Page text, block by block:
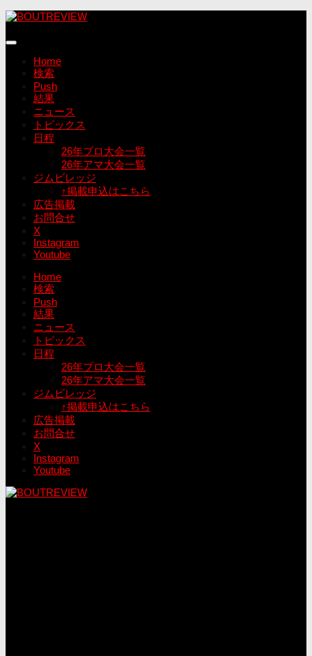
コ
テ
Home
検索
Push
結果
ニュース
トピックス
日程
26年プロ大会一覧
26年アマ大会一覧
ジムビレッジ
↑掲載申込はこちら
広告掲載
お問合せ
X
Instagram
Youtube
Home
検索
Push
結果
ニュース
トピックス
日程
26年プロ大会一覧
26年アマ大会一覧
ジムビレッジ
↑掲載申込はこちら
広告掲載
お問合せ
X
Instagram
Youtube